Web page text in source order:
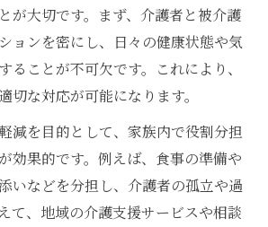
が大切です。まず、介護者と被介護
ョンを密にし、日々の健康状態や気
ることが不可欠です。これにより、
切な対応が可能になります。
減を目的として、家族内で役割分担
効果的です。例えば、食事の準備や
いなどを分担し、介護者の孤立や過
て、地域の介護支援サービスや相談